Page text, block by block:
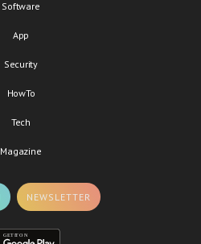
Software
App
Security
HowTo
Tech
Magazine
NEWSLETTER